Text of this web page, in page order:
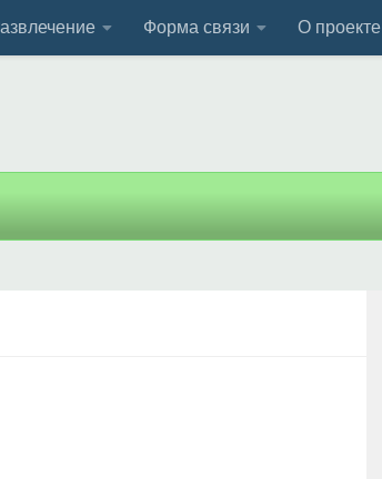
Форма связи О проекте